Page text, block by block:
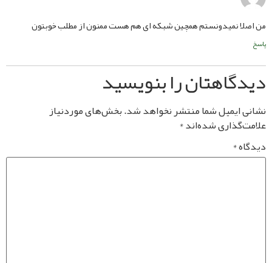
همچین شبکه ای هم هست ممنون از مطلب خوبتون
را بنویسید
شما منتشر نخواهد شد.بخش‌های موردنیاز
شده‌اند*